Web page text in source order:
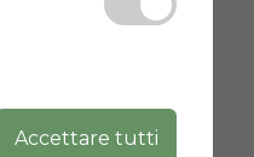
Accettare tutti